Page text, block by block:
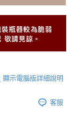
顯示電腦版詳細說明
客服